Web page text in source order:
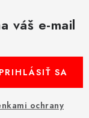
váš e-mail
ochrany
PRIHLÁSIŤ SA